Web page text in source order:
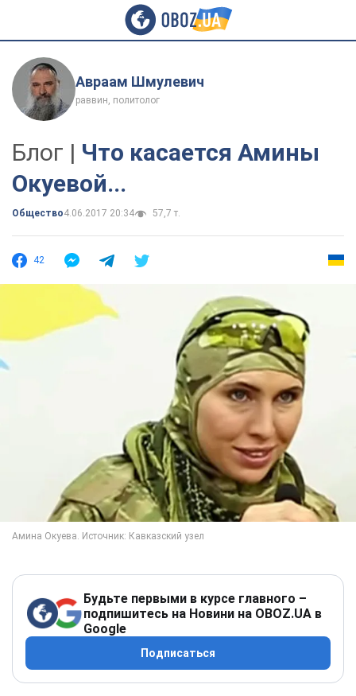
Авраам Шмулевич
раввин, политолог
Блог | Что касается Амины
Окуевой...
Общество4.06.2017 20:34 57,7 т.
42
Будьте первыми в курсе главного –
подпишитесь на Новини на OBOZ.UA в
Google
Подписаться